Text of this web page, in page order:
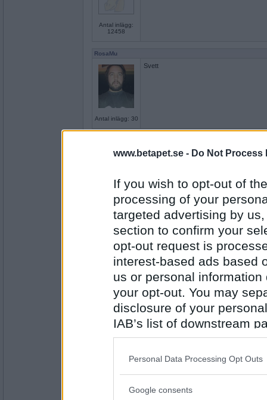
www.betapet.se - Do Not Process
If you wish to opt-out of
processing of your
targeted advertising by
section to confirm your
opt-out request is
interest-based ads based
us or personal
your opt-out. You may
disclosure of your
IAB’s list of downstream
also be disclosed by us
Downstream Participants
Please note that this
Personal Data Processing Opt Outs
Google consents
Antal inlägg:
12458
RosaMu
Antal inlägg: 30
Svett
Antal inlägg:
13194
Tårar
Antal inlägg:
2407
Sorg
- Ej medlem längre